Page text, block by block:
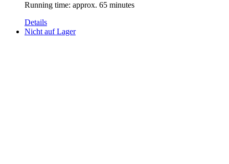
Running time: approx. 65 minutes
Details
Nicht auf Lager